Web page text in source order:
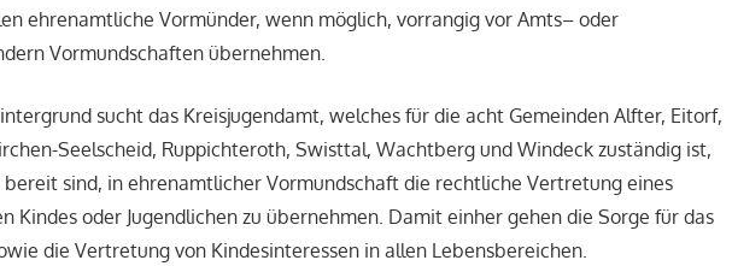
ehrenamtliche Vormünder, wenn möglich, vorrangig vor Amts– oder
Vormundschaften übernehmen.
sucht das Kreisjugendamt, welches für die acht Gemeinden Alfter, Eitorf,
Seelscheid, Ruppichteroth, Swisttal, Wachtberg und Windeck zuständig ist,
bereit sind, in ehrenamtlicher Vormundschaft die rechtliche Vertretung eines
Kindes oder Jugendlichen zu übernehmen. Damit einher gehen die Sorge für das
die Vertretung von Kindesinteressen in allen Lebensbereichen.